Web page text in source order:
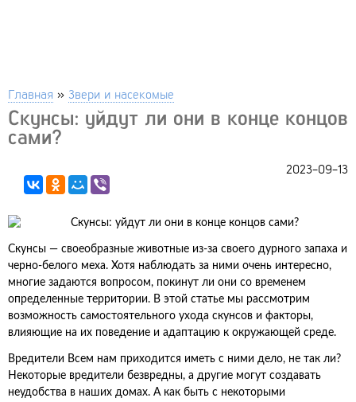
Главная » Звери и насекомые
Скунсы: уйдут ли они в конце концов
сами?
2023-09-13
Скунсы — своеобразные животные из-за своего дурного запаха и
черно-белого меха. Хотя наблюдать за ними очень интересно,
многие задаются вопросом, покинут ли они со временем
определенные территории. В этой статье мы рассмотрим
возможность самостоятельного ухода скунсов и факторы,
влияющие на их поведение и адаптацию к окружающей среде.
Вредители Всем нам приходится иметь с ними дело, не так ли?
Некоторые вредители безвредны, а другие могут создавать
неудобства в наших домах. А как быть с некоторыми